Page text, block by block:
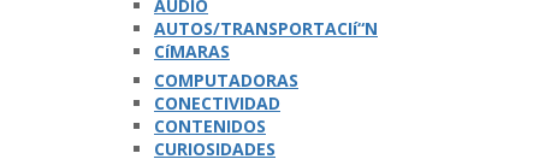
AUDIO
AUTOS/TRANSPORTACIí“N
CíMARAS
COMPUTADORAS
CONECTIVIDAD
CONTENIDOS
CURIOSIDADES